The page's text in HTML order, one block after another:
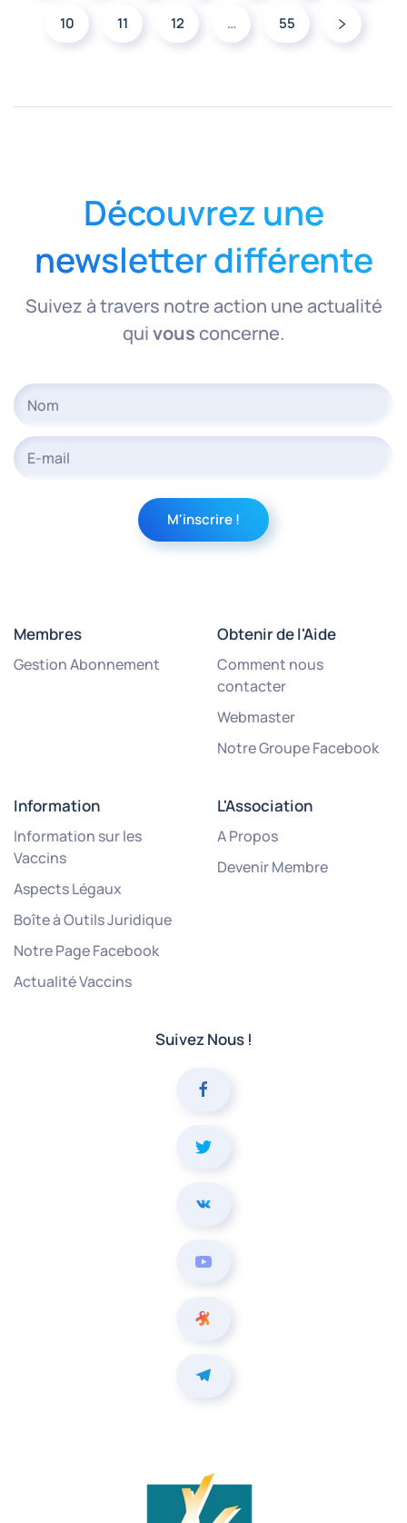
10 11 12 … 55
Découvrez une
newsletter différente
Suivez à travers notre action une actualité
quivousconcerne.
Membres
Gestion Abonnement
Obtenir de l'Aide
Comment nous
contacter
Webmaster
Notre Groupe Facebook
Information
Information sur les
Vaccins
Aspects Légaux
Boîte à Outils Juridique
Notre Page Facebook
Actualité Vaccins
L'Association
A Propos
Devenir Membre
Suivez Nous !